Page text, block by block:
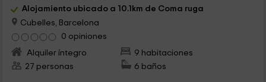
Alojamiento ubicado a 10.1km de Coma ruga
Cubelles, Barcelona
0 opiniones
Alquiler íntegro
9 habitaciones
27 personas
6 baños